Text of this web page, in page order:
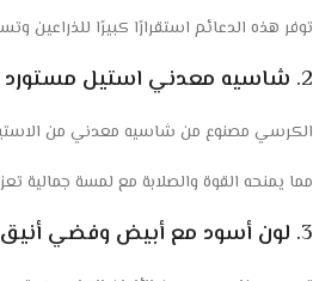
توفر هذه الدعائم استقرارًا كبيرًا للذراعين
2. شاسيه معدني استيل مستورد
الكرسي مصنوع من شاسيه معدني من
مما يمنحه القوة والصلابة مع لمسة جمالية
3. لون أسود مع أبيض وفضي أنيق